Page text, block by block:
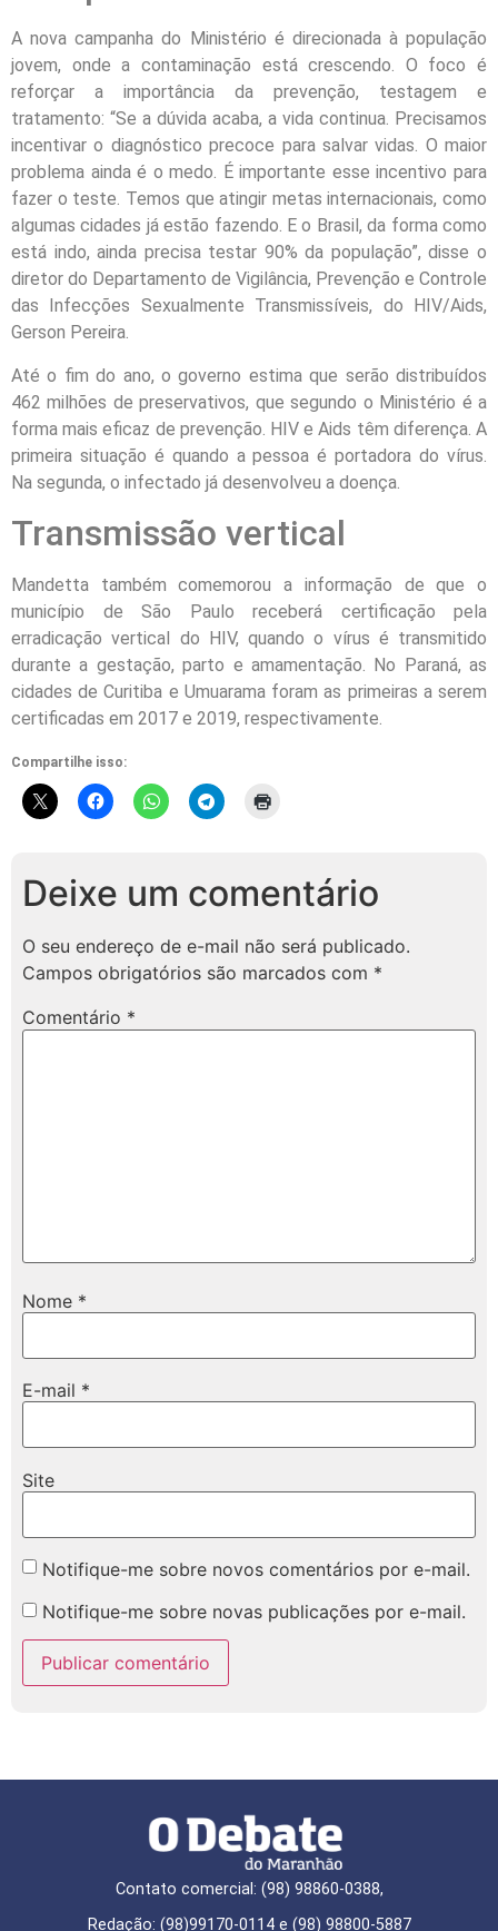
A nova campanha do Ministério é direcionada à população
jovem, onde a contaminação está crescendo. O foco é
reforçar a importância da prevenção, testagem e
tratamento: “Se a dúvida acaba, a vida continua. Precisamos
incentivar o diagnóstico precoce para salvar vidas. O maior
problema ainda é o medo. É importante esse incentivo para
fazer o teste. Temos que atingir metas internacionais, como
algumas cidades já estão fazendo. E o Brasil, da forma como
está indo, ainda precisa testar 90% da população”, disse o
diretor do Departamento de Vigilância, Prevenção e Controle
das Infecções Sexualmente Transmissíveis, do HIV/Aids,
Gerson Pereira.
Até o fim do ano, o governo estima que serão distribuídos
462 milhões de preservativos, que segundo o Ministério é a
forma mais eficaz de prevenção. HIV e Aids têm diferença. A
primeira situação é quando a pessoa é portadora do vírus.
Na segunda, o infectado já desenvolveu a doença.
Transmissão vertical
Mandetta também comemorou a informação de que o
município de São Paulo receberá certificação pela
erradicação vertical do HIV, quando o vírus é transmitido
durante a gestação, parto e amamentação. No Paraná, as
cidades de Curitiba e Umuarama foram as primeiras a serem
certificadas em 2017 e 2019, respectivamente.
Compartilhe isso:
Deixe um comentário
O seu endereço de e-mail não será publicado.
Campos obrigatórios são marcados com *
Comentário *
Nome *
E-mail *
Site
Notifique-me sobre novos comentários por e-mail.
Notifique-me sobre novas publicações por e-mail.
Contato comercial: (98) 98860-0388,
Redação: (98)99170-0114 e (98) 98800-5887